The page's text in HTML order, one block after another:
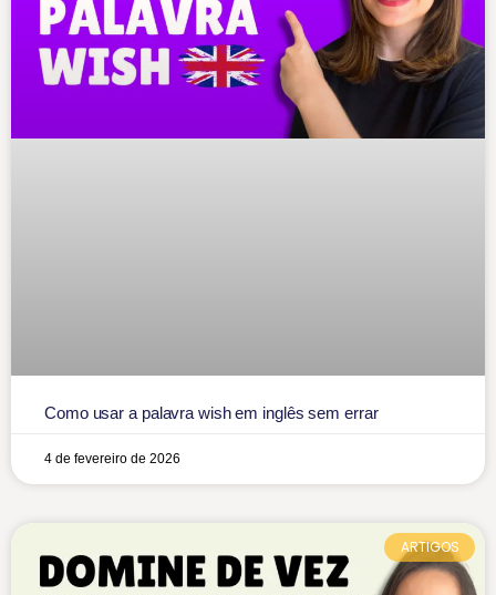
Como usar a palavra wish em inglês sem errar
4 de fevereiro de 2026
ARTIGOS